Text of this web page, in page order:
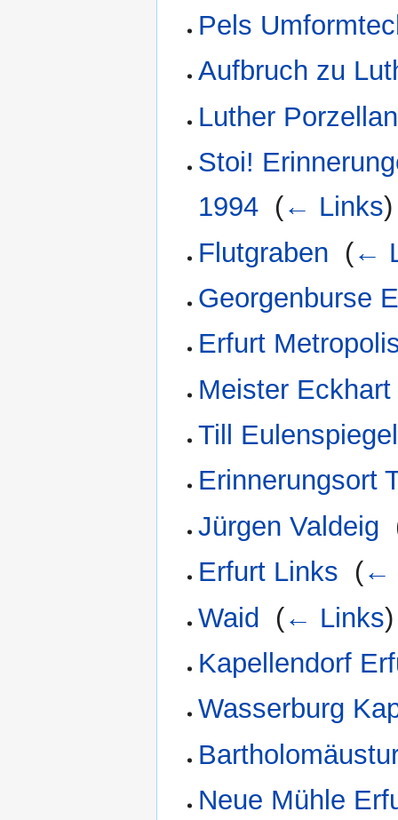
Pels
Aufbruch zu
Luther
Stoi!
1994 (← Links)
Flutgraben (←
Georgenburse
Erfurt
Meister
Till
Erinnerungsort
Jürgen Valdeig
Erfurt Links (←
Waid (← Links)
Kapellendorf
Wasserburg
Neue Mühle